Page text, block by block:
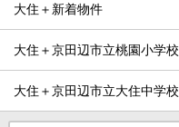
大住＋新着物件
大住＋京田辺市立桃園小学校
大住＋京田辺市立大住中学校